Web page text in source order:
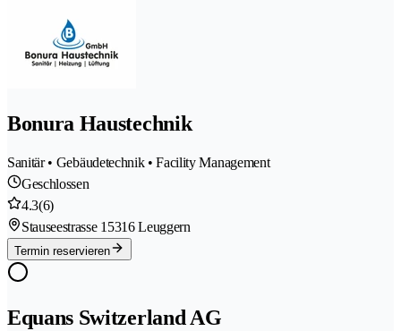
Bonura Haustechnik
Sanitär • Gebäudetechnik • Facility Management
Geschlossen
4.3(6)
Stauseestrasse 1 5316 Leuggern
Termin reservieren
Equans Switzerland AG